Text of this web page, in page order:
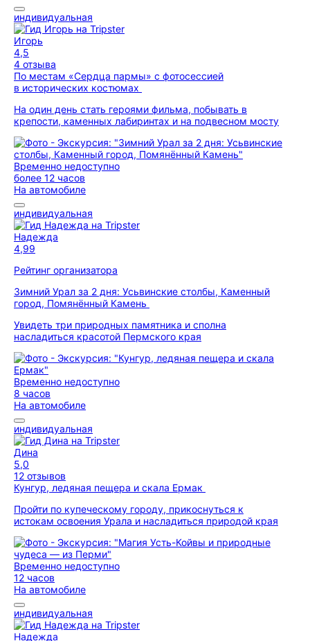
индивидуальная
Игорь
4,5
4 отзыва
По местам «Сердца пармы» с фотосессией
в исторических костюмах
На один день стать героями фильма, побывать в
крепости, каменных лабиринтах и на подвесном мосту
Временно недоступно
более 12 часов
На автомобиле
индивидуальная
Надежда
4,99
Рейтинг организатора
Зимний Урал за 2 дня: Усьвинские столбы, Каменный
город, Помянённый Камень
Увидеть три природных памятника и сполна
насладиться красотой Пермского края
Временно недоступно
8 часов
На автомобиле
индивидуальная
Дина
5,0
12 отзывов
Кунгур, ледяная пещера и скала Ермак
Пройти по купеческому городу, прикоснуться к
истокам освоения Урала и насладиться природой края
Временно недоступно
12 часов
На автомобиле
индивидуальная
Надежда